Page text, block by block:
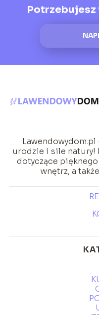
urodzie i sile natury!
dotyczące
wnętrz, a